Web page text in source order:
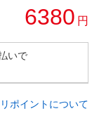
6380 円
いで
ポイントについて